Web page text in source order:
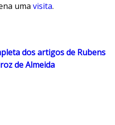
uma visita.
dos artigos de Rubens
de Almeida